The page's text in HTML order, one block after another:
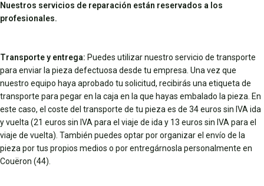
Nuestros servicios de reparación están reservados a los
profesionales.
Transporte y entrega: Puedes utilizar nuestro servicio de transporte
para enviar la pieza defectuosa desde tu empresa. Una vez que
nuestro equipo haya aprobado tu solicitud, recibirás una etiqueta de
transporte para pegar en la caja en la que hayas embalado la pieza. En
este caso, el coste del transporte de tu pieza es de 34 euros sin IVA ida
y vuelta (21 euros sin IVA para el viaje de ida y 13 euros sin IVA para el
viaje de vuelta). También puedes optar por organizar el envío de la
pieza por tus propios medios o por entregárnosla personalmente en
Couëron (44).